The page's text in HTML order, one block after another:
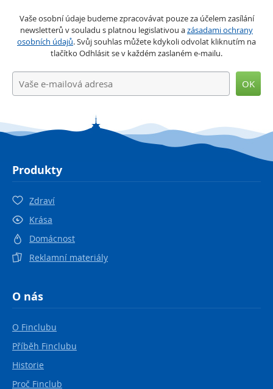
Vaše osobní údaje budeme zpracovávat pouze za účelem zasílání
newsletterů v souladu s platnou legislativou azásadami ochrany
osobních údajů. Svůj souhlas můžete kdykoli odvolat kliknutím na
tlačítko Odhlásit se v každém zaslaném e-mailu.
OK
Produkty
Zdraví
Krása
Domácnost
Reklamní materiály
O nás
O Finclubu
Příběh Finclubu
Historie
Proč Finclub